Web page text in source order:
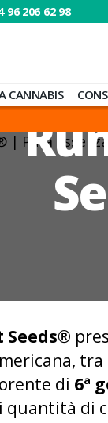
96 206 62 98
CANNABIS
Seeds®
tra
di 6ª
quantità di